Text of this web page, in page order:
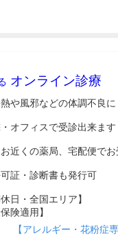
オンライン診療
や風邪などの体調不良に
オフィスで受診出来ます
近くの薬局、宅配便でお
証・診断書も発行可
休日・全国エリア】
険適用】
【アレルギー・花粉症